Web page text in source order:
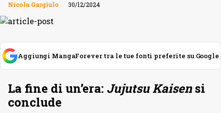
Nicola Gargiulo 30/12/2024
Aggiungi MangaForever tra le tue fonti preferite su Google
La fine di un’era: Jujutsu Kaisensi
conclude